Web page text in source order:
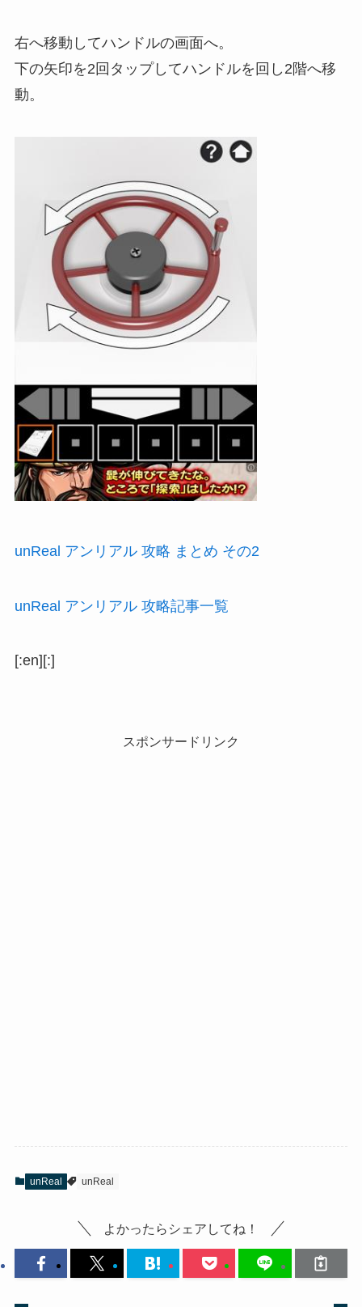
右へ移動してハンドルの画面へ。
下の矢印を2回タップしてハンドルを回し2階へ移
動。
unReal アンリアル 攻略 まとめ その2
unReal アンリアル 攻略記事一覧
[:en] [:]
スポンサードリンク
unReal unReal
よかったらシェアしてね！